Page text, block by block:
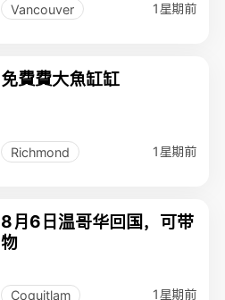
Vancouver 1星期前
免費費大魚缸缸
Richmond 1星期前
8月6日温哥华回国，可带
物
Coquitlam 1星期前